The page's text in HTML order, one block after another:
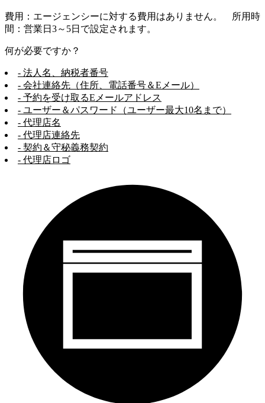
費用：エージェンシーに対する費用はありません。 所用時
間：営業日3～5日で設定されます。
何が必要ですか？
- 法人名、納税者番号
- 会社連絡先（住所、電話番号＆Eメール）
- 予約を受け取るEメールアドレス
- ユーザー＆パスワード（ユーザー最大10名まで）
- 代理店名
- 代理店連絡先
- 契約＆守秘義務契約
- 代理店ロゴ